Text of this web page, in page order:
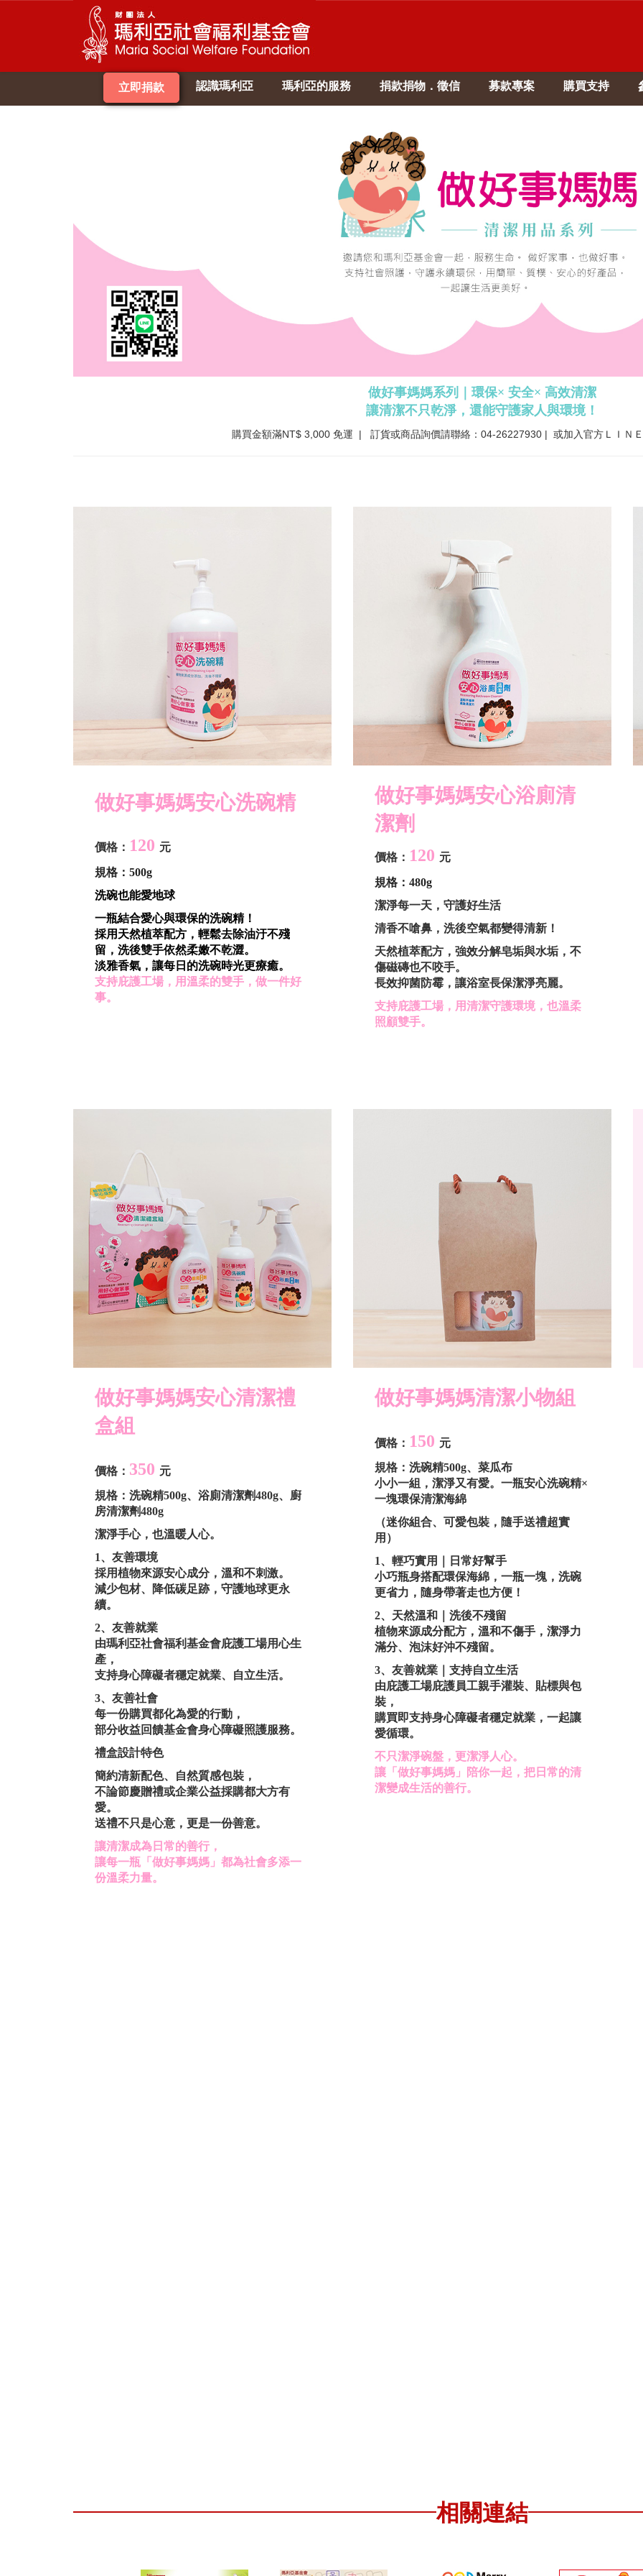
立即捐款 認識瑪利亞 瑪利亞的服務 捐款捐物．徵信 募款專案 購買支持
做好事媽媽系列｜環保× 安全× 高效清潔
讓清潔不只乾淨，還能守護家人與環境！
購買金額滿NT$ 3,000 免運 | 訂貨或商品詢價請聯絡：04-26227930 | 或加入官方ＬＩＮ
做好事媽媽安心洗碗精
價格： 120 元
規格：500g
洗碗也能愛地球
一瓶結合愛心與環保的洗碗精！
採用天然植萃配方，輕鬆去除油汙不殘
留，洗後雙手依然柔嫩不乾澀。
淡雅香氣，讓每日的洗碗時光更療癒。
支持庇護工場，用溫柔的雙手，做一件好
事。
做好事媽媽安心浴廁清
潔劑
價格： 120 元
規格：480g
潔淨每一天，守護好生活
清香不嗆鼻，洗後空氣都變得清新！
天然植萃配方，強效分解皂垢與水垢，不
傷磁磚也不咬手。
長效抑菌防霉，讓浴室長保潔淨亮麗。
支持庇護工場，用清潔守護環境，也溫柔
照顧雙手。
做好事媽媽安心清潔禮
盒組
價格： 350 元
規格： 洗碗精500g、浴廁清潔劑480g、廚
房清潔劑480g
潔淨手心，也溫暖人心。
1、友善環境
採用植物來源安心成分，溫和不刺激。
減少包材、降低碳足跡，守護地球更永
續。
2、友善就業
由瑪利亞社會福利基金會庇護工場用心生
產，
支持身心障礙者穩定就業、自立生活。
3、友善社會
每一份購買都化為愛的行動，
部分收益回饋基金會身心障礙照護服務。
禮盒設計特色
簡約清新配色、自然質感包裝，
不論節慶贈禮或企業公益採購都大方有
愛。
送禮不只是心意，更是一份善意。
讓清潔成為日常的善行，
讓每一瓶「做好事媽媽」都為社會多添一
份溫柔力量。
做好事媽媽清潔小物組
價格： 150 元
規格：洗碗精500g、菜瓜布
小小一組，潔淨又有愛。 一瓶安心洗碗精×
一塊環保清潔海綿
（迷你組合、可愛包裝，隨手送禮超實
用）
1、輕巧實用｜日常好幫手
小巧瓶身搭配環保海綿，一瓶一塊，洗碗
更省力，隨身帶著走也方便！
2、天然溫和｜洗後不殘留
植物來源成分配方，溫和不傷手，潔淨力
滿分、泡沫好沖不殘留。
3、友善就業｜支持自立生活
由庇護工場庇護員工親手灌裝、貼標與包
裝，
購買即支持身心障礙者穩定就業，一起讓
愛循環。
不只潔淨碗盤，更潔淨人心。
讓「做好事媽媽」陪你一起，把日常的清
潔變成生活的善行。
相關連結